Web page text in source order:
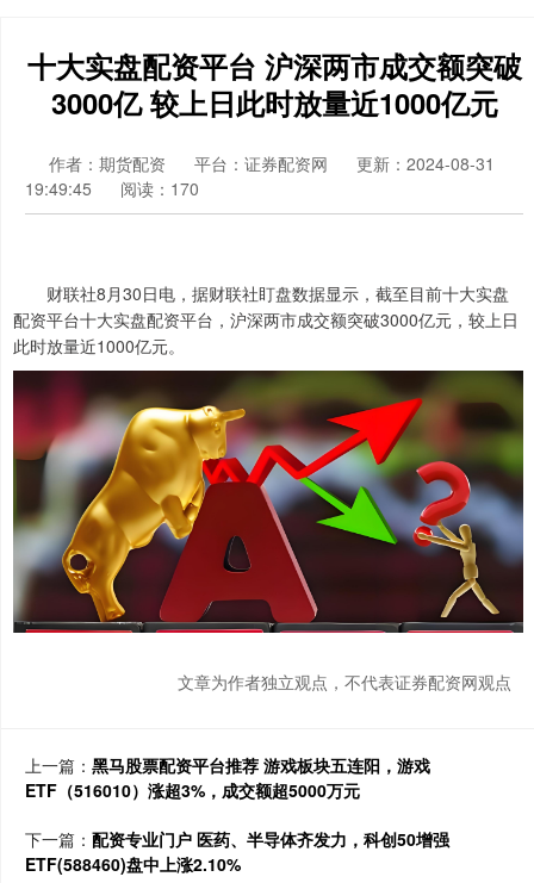
十大实盘配资平台 沪深两市成交额突破
3000亿 较上日此时放量近1000亿元
作者：期货配资 平台：证券配资网
更新：2024-08-31
19:49:45
阅读：170
财联社8月30日电，据财联社盯盘数据显示，截至目前十大实盘
配资平台十大实盘配资平台，沪深两市成交额突破3000亿元，较上日
此时放量近1000亿元。
文章为作者独立观点，不代表证券配资网观点
上一篇： 黑马股票配资平台推荐 游戏板块五连阳，游戏
ETF（516010）涨超3%，成交额超5000万元
下一篇： 配资专业门户 医药、半导体齐发力，科创50增强
ETF(588460)盘中上涨2.10%